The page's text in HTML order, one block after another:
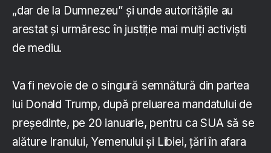
„dar de la Dumnezeu” şi unde autorităţile au
arestat şi urmăresc în justiţie mai mulţi activişti
de mediu.
Va fi nevoie de o singură semnătură din partea
lui Donald Trump, după preluarea mandatului de
preşedinte, pe 20 ianuarie, pentru ca SUA să se
alăture Iranului, Yemenului şi Libiei, ţări în afara